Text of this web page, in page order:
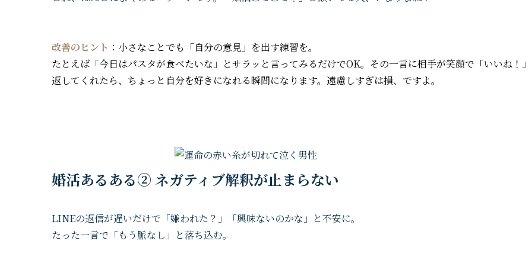
改善のヒント ：小さなことでも「自分の意見」を出す練習を。
たとえば「今日はパスタが食べたいな」とサラッと言ってみるだけでOK。その一言に相手が笑顔で「いいね！
返してくれたら、ちょっと自分を好きになれる瞬間になります。遠慮しすぎは損、ですよ。
婚活あるある② ネガティブ解釈が止まらない
LINEの返信が遅いだけで「嫌われた？」「興味ないのかな」と不安に。
たった一言で「もう脈なし」と落ち込む。